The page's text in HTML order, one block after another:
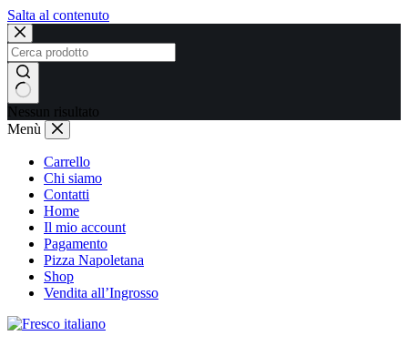
Salta al contenuto
Nessun risultato
Menù
Carrello
Chi siamo
Contatti
Home
Il mio account
Pagamento
Pizza Napoletana
Shop
Vendita all’Ingrosso